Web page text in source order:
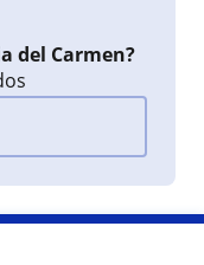
del Carmen?